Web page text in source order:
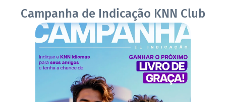
Campanha de Indicação KNN Club